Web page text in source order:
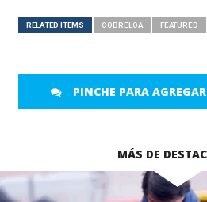
RELATED ITEMS COBRELOA FEATURED
PINCHE PARA
MÁS DE